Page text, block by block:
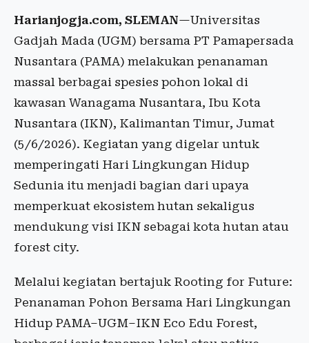
Harianjogja.com, SLEMAN—Universitas
Gadjah Mada (UGM) bersama PT Pamapersada
Nusantara (PAMA) melakukan penanaman
massal berbagai spesies pohon lokal di
kawasan Wanagama Nusantara, Ibu Kota
Nusantara (IKN), Kalimantan Timur, Jumat
(5/6/2026). Kegiatan yang digelar untuk
memperingati Hari Lingkungan Hidup
Sedunia itu menjadi bagian dari upaya
memperkuat ekosistem hutan sekaligus
mendukung visi IKN sebagai kota hutan atau
forest city.
Melalui kegiatan bertajuk Rooting for Future:
Penanaman Pohon Bersama Hari Lingkungan
Hidup PAMA–UGM–IKN Eco Edu Forest,